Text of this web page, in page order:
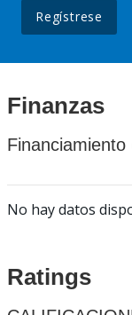
Regístrese
Finanzas
No hay datos
Ratings